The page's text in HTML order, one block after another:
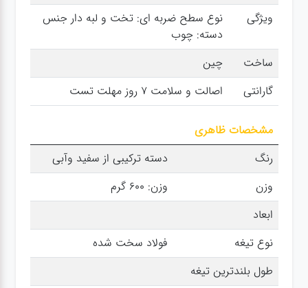
آچار ها
کیف و
جبعه
ابزار
انواع
باتری ها
پمپ
تجهیزات
کمپ
ویژگی
نوع سطح ضربه ای: تخت و لبه دار جنس
دسته: چوب
ساخت
چین
گارانتی
اصالت و سلامت 7 روز مهلت تست
مشخصات ظاهری
رنگ
دسته ترکیبی از سفید وآبی
وزن
وزن: 600 گرم
ابعاد
نوع تیغه
فولاد سخت شده
طول بلندترین تیغه